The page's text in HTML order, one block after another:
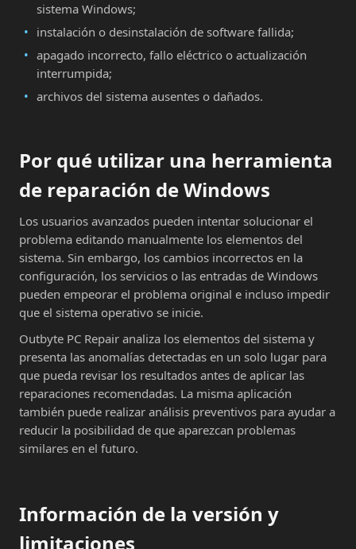
sistema Windows;
instalación o desinstalación de software fallida;
apagado incorrecto, fallo eléctrico o actualización
interrumpida;
archivos del sistema ausentes o dañados.
Por qué utilizar una herramienta
de reparación de Windows
Los usuarios avanzados pueden intentar solucionar el
problema editando manualmente los elementos del
sistema. Sin embargo, los cambios incorrectos en la
configuración, los servicios o las entradas de Windows
pueden empeorar el problema original e incluso impedir
que el sistema operativo se inicie.
Outbyte PC Repair analiza los elementos del sistema y
presenta las anomalías detectadas en un solo lugar para
que pueda revisar los resultados antes de aplicar las
reparaciones recomendadas. La misma aplicación
también puede realizar análisis preventivos para ayudar a
reducir la posibilidad de que aparezcan problemas
similares en el futuro.
Información de la versión y
limitaciones